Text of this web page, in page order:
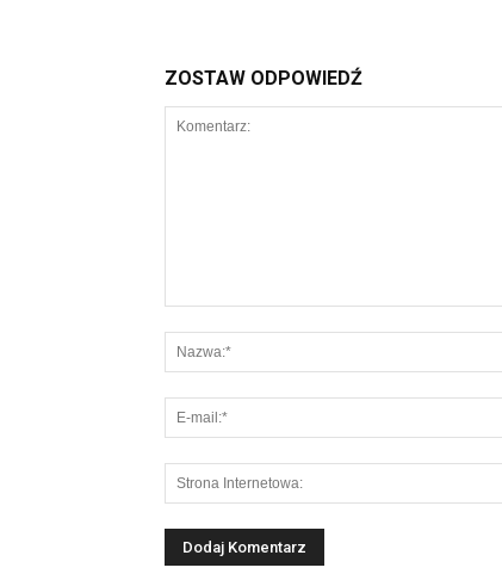
ZOSTAW ODPOWIEDŹ